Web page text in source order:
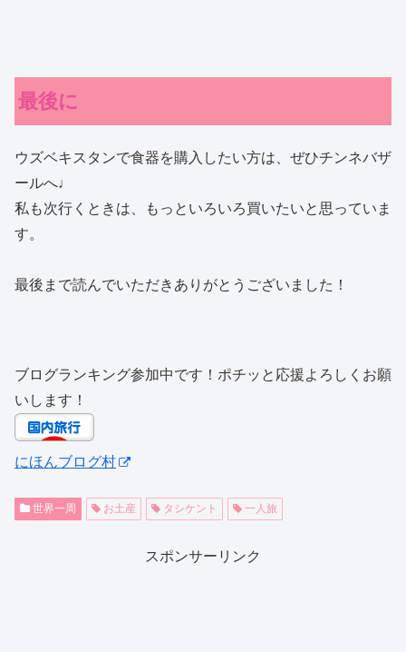
最後に
ウズベキスタンで食器を購入したい方は、ぜひチンネバザ
ールへ♩
私も次行くときは、もっといろいろ買いたいと思っていま
す。
最後まで読んでいただきありがとうございました！
ブログランキング参加中です！ポチッと応援よろしくお願
いします！
にほんブログ村
世界一周 お土産 タシケント 一人旅
スポンサーリンク